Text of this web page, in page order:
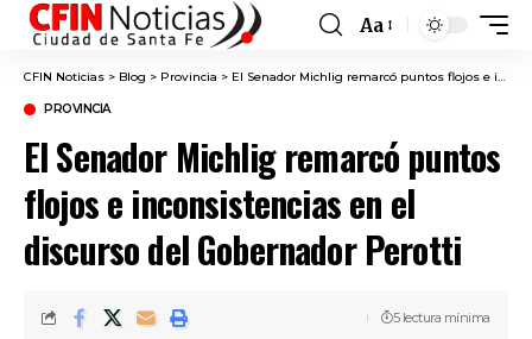
Font
Resizer
Aa
CFIN Noticias > Blog > Provincia > El Senador Michlig remarcó puntos flojos e inconsistencias en el discurso del Gobernador Perotti
PROVINCIA
El Senador Michlig remarcó puntos
flojos e inconsistencias en el
discurso del Gobernador Perotti
5 lectura mínima